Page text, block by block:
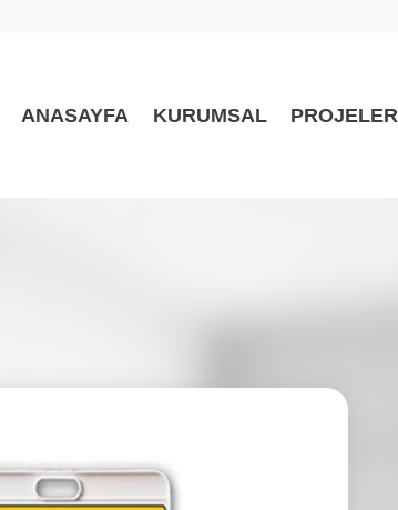
ANASAYFA KURUMSAL PROJELER